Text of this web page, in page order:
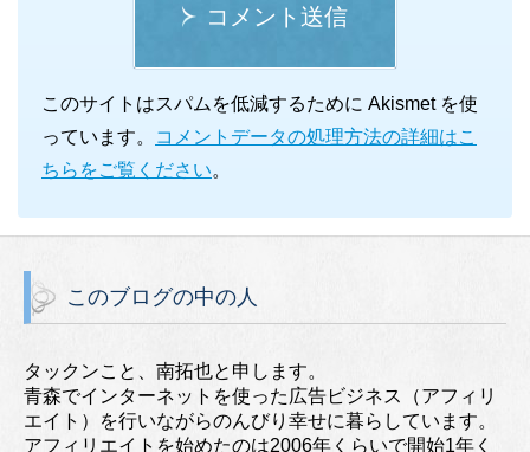
コメント送信
このサイトはスパムを低減するために Akismet を使
っています。
コメントデータの処理方法の詳細はこ
ちらをご覧ください。
このブログの中の人
タックンこと、南拓也と申します。
青森でインターネットを使った広告ビジネス（アフィリ
エイト）を行いながらのんびり幸せに暮らしています。
アフィリエイトを始めたのは2006年くらいで開始1年く